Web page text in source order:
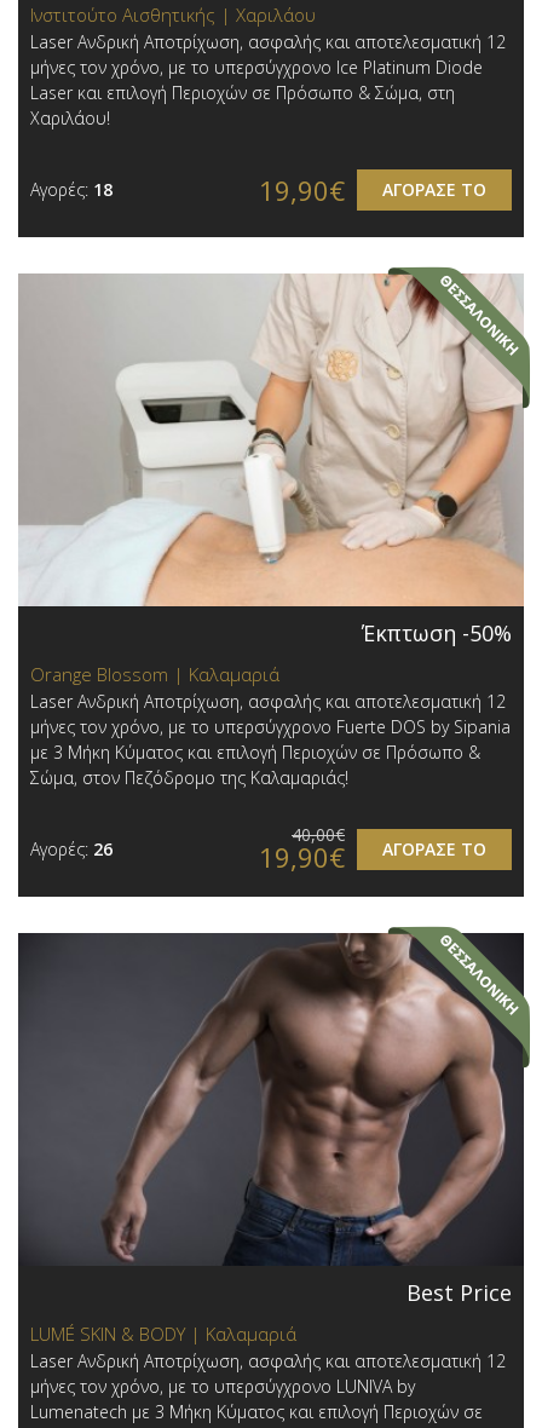
Ινστιτούτο Αισθητικής | Χαριλάου
Laser Ανδρική Αποτρίχωση, ασφαλής και αποτελεσματική 12
μήνες τον χρόνο, με το υπερσύγχρονο Ice Platinum Diode
Laser και επιλογή Περιοχών σε Πρόσωπο & Σώμα, στη
Χαριλάου!
Αγορές: 18 ΑΓΟΡΑΣΕ ΤΟ
19,90€
Έκπτωση -50%
Orange Blossom | Καλαμαριά
Laser Ανδρική Αποτρίχωση, ασφαλής και αποτελεσματική 12
μήνες τον χρόνο, με το υπερσύγχρονο Fuerte DOS by Sipania
με 3 Μήκη Κύματος και επιλογή Περιοχών σε Πρόσωπο &
Σώμα, στον Πεζόδρομο της Καλαμαριάς!
Αγορές: 26 ΑΓΟΡΑΣΕ ΤΟ
40,00€
19,90€
Best Price
LUMÉ SKIN & BODY | Καλαμαριά
Laser Ανδρική Αποτρίχωση, ασφαλής και αποτελεσματική 12
μήνες τον χρόνο, με το υπερσύγχρονο LUNIVA by
Lumenatech με 3 Μήκη Κύματος και επιλογή Περιοχών σε